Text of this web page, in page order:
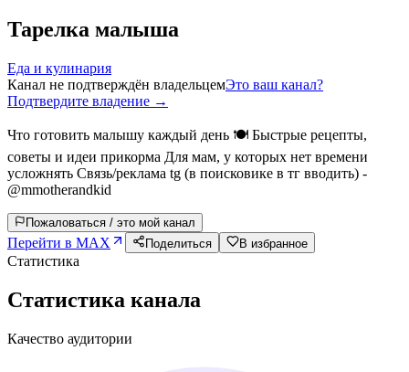
Тарелка малыша
Еда и кулинария
Канал не подтверждён владельцемЭто ваш канал?
Подтвердите владение →
Что готовить малышу каждый день 🍽 Быстрые рецепты,
советы и идеи прикорма Для мам, у которых нет времени
усложнять Связь/реклама tg (в поисковике в тг вводить) -
@mmotherandkid
Пожаловаться / это мой канал
Перейти в MAX Поделиться В избранное
Статистика
Статистика канала
Качество аудитории